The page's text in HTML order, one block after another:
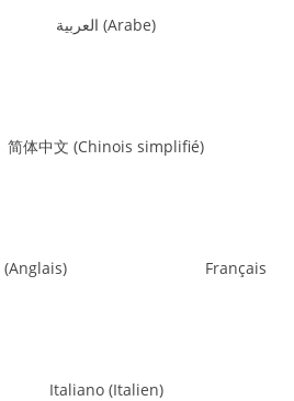
العربية (Arabe)
简体中文 (Chinois simplifié)
(Anglais) Français
Italiano(Italien)